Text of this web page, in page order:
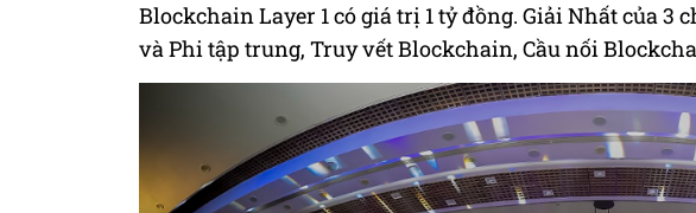
Blockchain Layer 1 có giá trị 1 tỷ đồng. Giải Nhất của 3
và Phi tập trung, Truy vết Blockchain, Cầu nối